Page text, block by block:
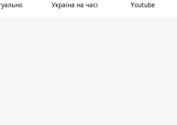
Україна на часі Youtube